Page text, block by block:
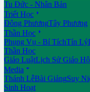
Tu Đức - Nhân Bản
Triết Học 
Đông PhươngTây Phương
Thần Học 
Phụng Vụ - Bí TíchTín Lý
Thần Học
Giáo LuậtLịch Sử Giáo
Media 
Thánh LễBài GiảngSuy
Sinh Hoạt